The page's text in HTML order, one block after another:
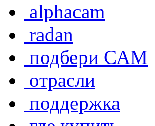
alphacam
radan
подбери САМ
отрасли
поддержка